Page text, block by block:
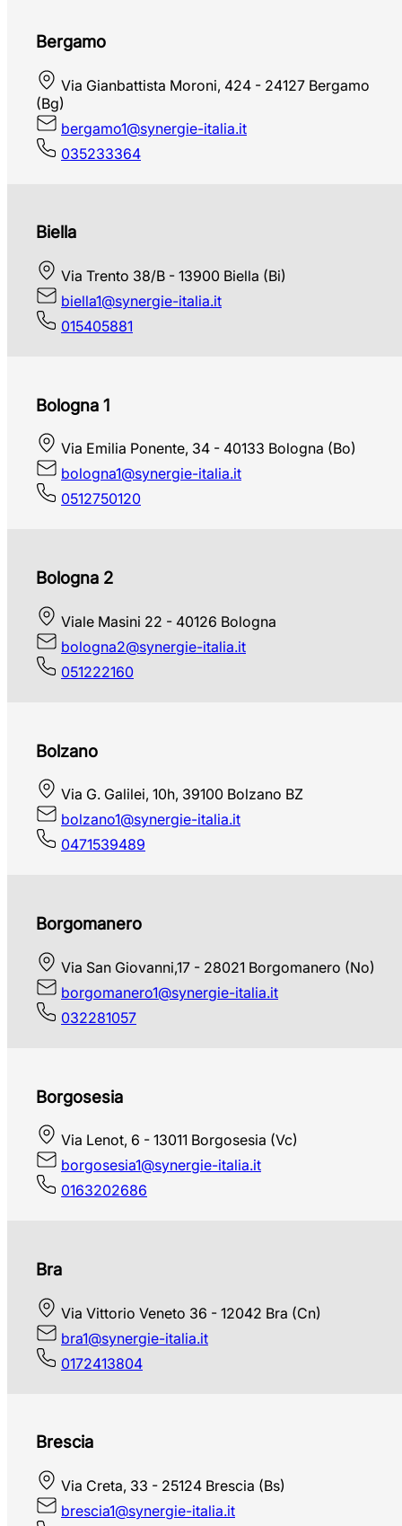
Bergamo
Via Gianbattista Moroni, 424 - 24127 Bergamo
(Bg)
bergamo1@synergie-italia.it
035233364
Biella
Via Trento 38/B - 13900 Biella (Bi)
biella1@synergie-italia.it
015405881
Bologna 1
Via Emilia Ponente, 34 - 40133 Bologna (Bo)
bologna1@synergie-italia.it
0512750120
Bologna 2
Viale Masini 22 - 40126 Bologna
bologna2@synergie-italia.it
051222160
Bolzano
Via G. Galilei, 10h, 39100 Bolzano BZ
bolzano1@synergie-italia.it
0471539489
Borgomanero
Via San Giovanni,17 - 28021 Borgomanero (No)
borgomanero1@synergie-italia.it
032281057
Borgosesia
Via Lenot, 6 - 13011 Borgosesia (Vc)
borgosesia1@synergie-italia.it
0163202686
Bra
Via Vittorio Veneto 36 - 12042 Bra (Cn)
bra1@synergie-italia.it
0172413804
Brescia
Via Creta, 33 - 25124 Brescia (Bs)
brescia1@synergie-italia.it